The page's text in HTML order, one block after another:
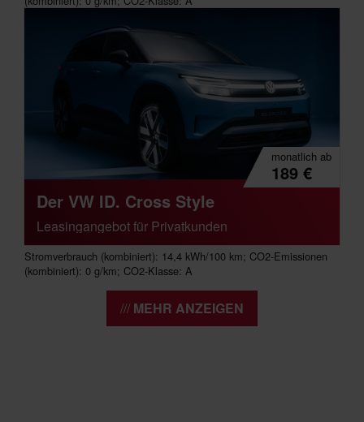
monatlich ab
189 €
Der VW ID. Cross Style
Leasingangebot für Privatkunden
Stromverbrauch (kombiniert): 14,4 kWh/100 km; CO2-Emissionen
(kombiniert): 0 g/km; CO2-Klasse: A
MEHR ANZEIGEN